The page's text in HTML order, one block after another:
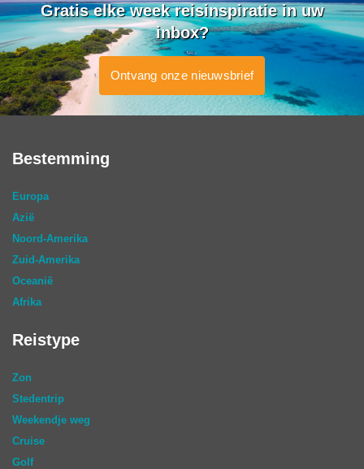
Gratis elke week reisinspiratie in uw
inbox?
Ontvang onze nieuwsbrief
Bestemming
Europa
Azië
Noord-Amerika
Zuid-Amerika
Oceanië
Afrika
Reistype
Zon
Stedentrip
Weekendje weg
Cruise
Golf